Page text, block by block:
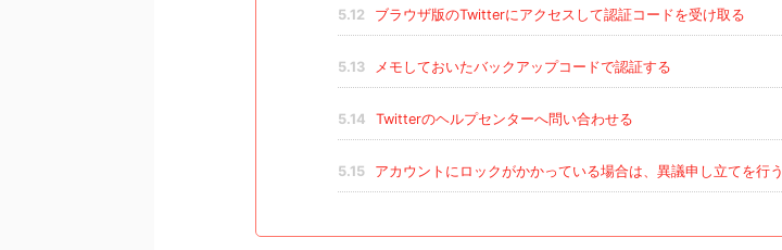
5.12 ブラウザ版のTwitterにアクセスして認証コードを受け取る
5.13 メモしておいたバックアップコードで認証する
5.14 Twitterのヘルプセンターへ問い合わせる
5.15 アカウントにロックがかかっている場合は、異議申し立てを行う